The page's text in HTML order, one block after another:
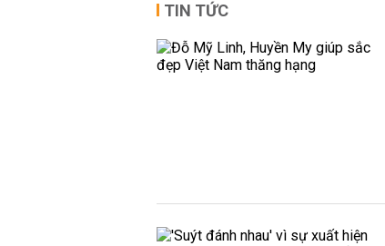
TIN TỨC